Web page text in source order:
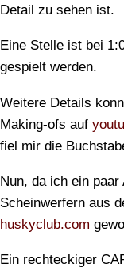
Detail zu sehen ist.
Eine Stelle ist bei
gespielt werden.
Weitere Details
Making-ofs auf
fiel mir die
Nun, da ich ein
Scheinwerfern aus
huskyclub.com
Ein rechteckiger